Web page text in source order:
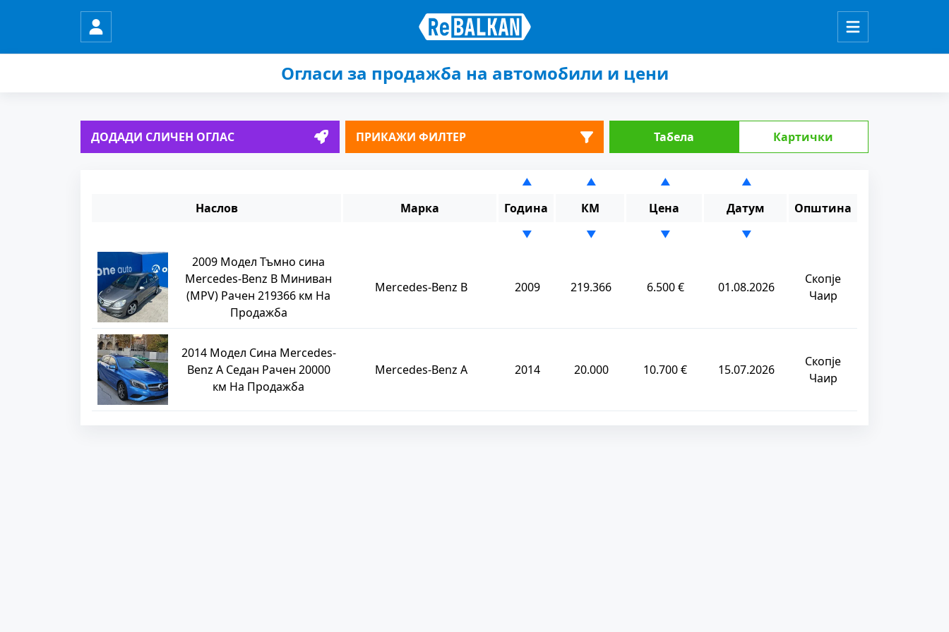
Огласи за продажба на автомобили и цени
ДОДАДИ СЛИЧЕН ОГЛАС ПРИКАЖИ ФИЛТЕР Табела Картички
▲ ▲ ▲ ▲
Наслов Марка Година КМ Цена Датум Општина
▼ ▼ ▼ ▼
2009 Модел Тъмно сина
Mercedes-Benz B Миниван
(MPV) Рачен 219366 км На
Продажба
Mercedes-Benz B 2009 219.366 6.500 € 01.08.2026
Скопје
Чаир
2014 Модел Сина Mercedes-
Benz A Седан Рачен 20000
км На Продажба
Mercedes-Benz A 2014 20.000 10.700 € 15.07.2026
Скопје
Чаир